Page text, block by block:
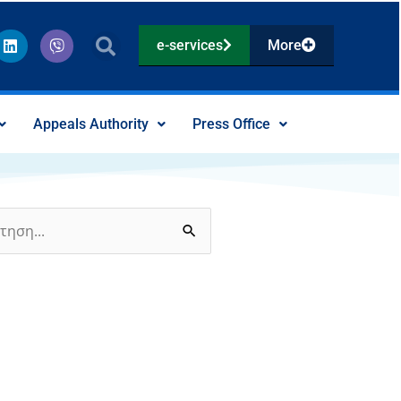
L
i
n
e
V
i
b
r
e-services More
Appeals Authority Press Office